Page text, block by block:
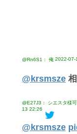
@Rn6S1： 俺 2022-07-
@krsmsze
@E27J3： シエスタ様
13 22:26
@krsmsze